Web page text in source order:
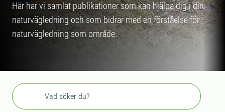
Här har vi samlat publikationer som kan hjälpa dig i din
naturvägledning och som bidrar med en förståelse för
naturvägledning som område.
Sök